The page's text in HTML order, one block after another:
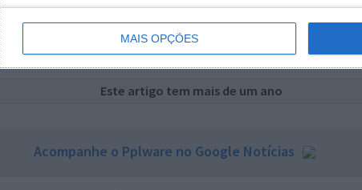
MAIS OPÇÕES
Este artigo tem mais de um ano
Acompanhe o Pplware no Google Notícias